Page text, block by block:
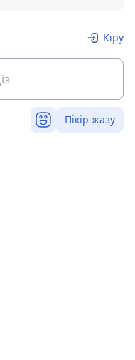
Кіру
Пікір жазу